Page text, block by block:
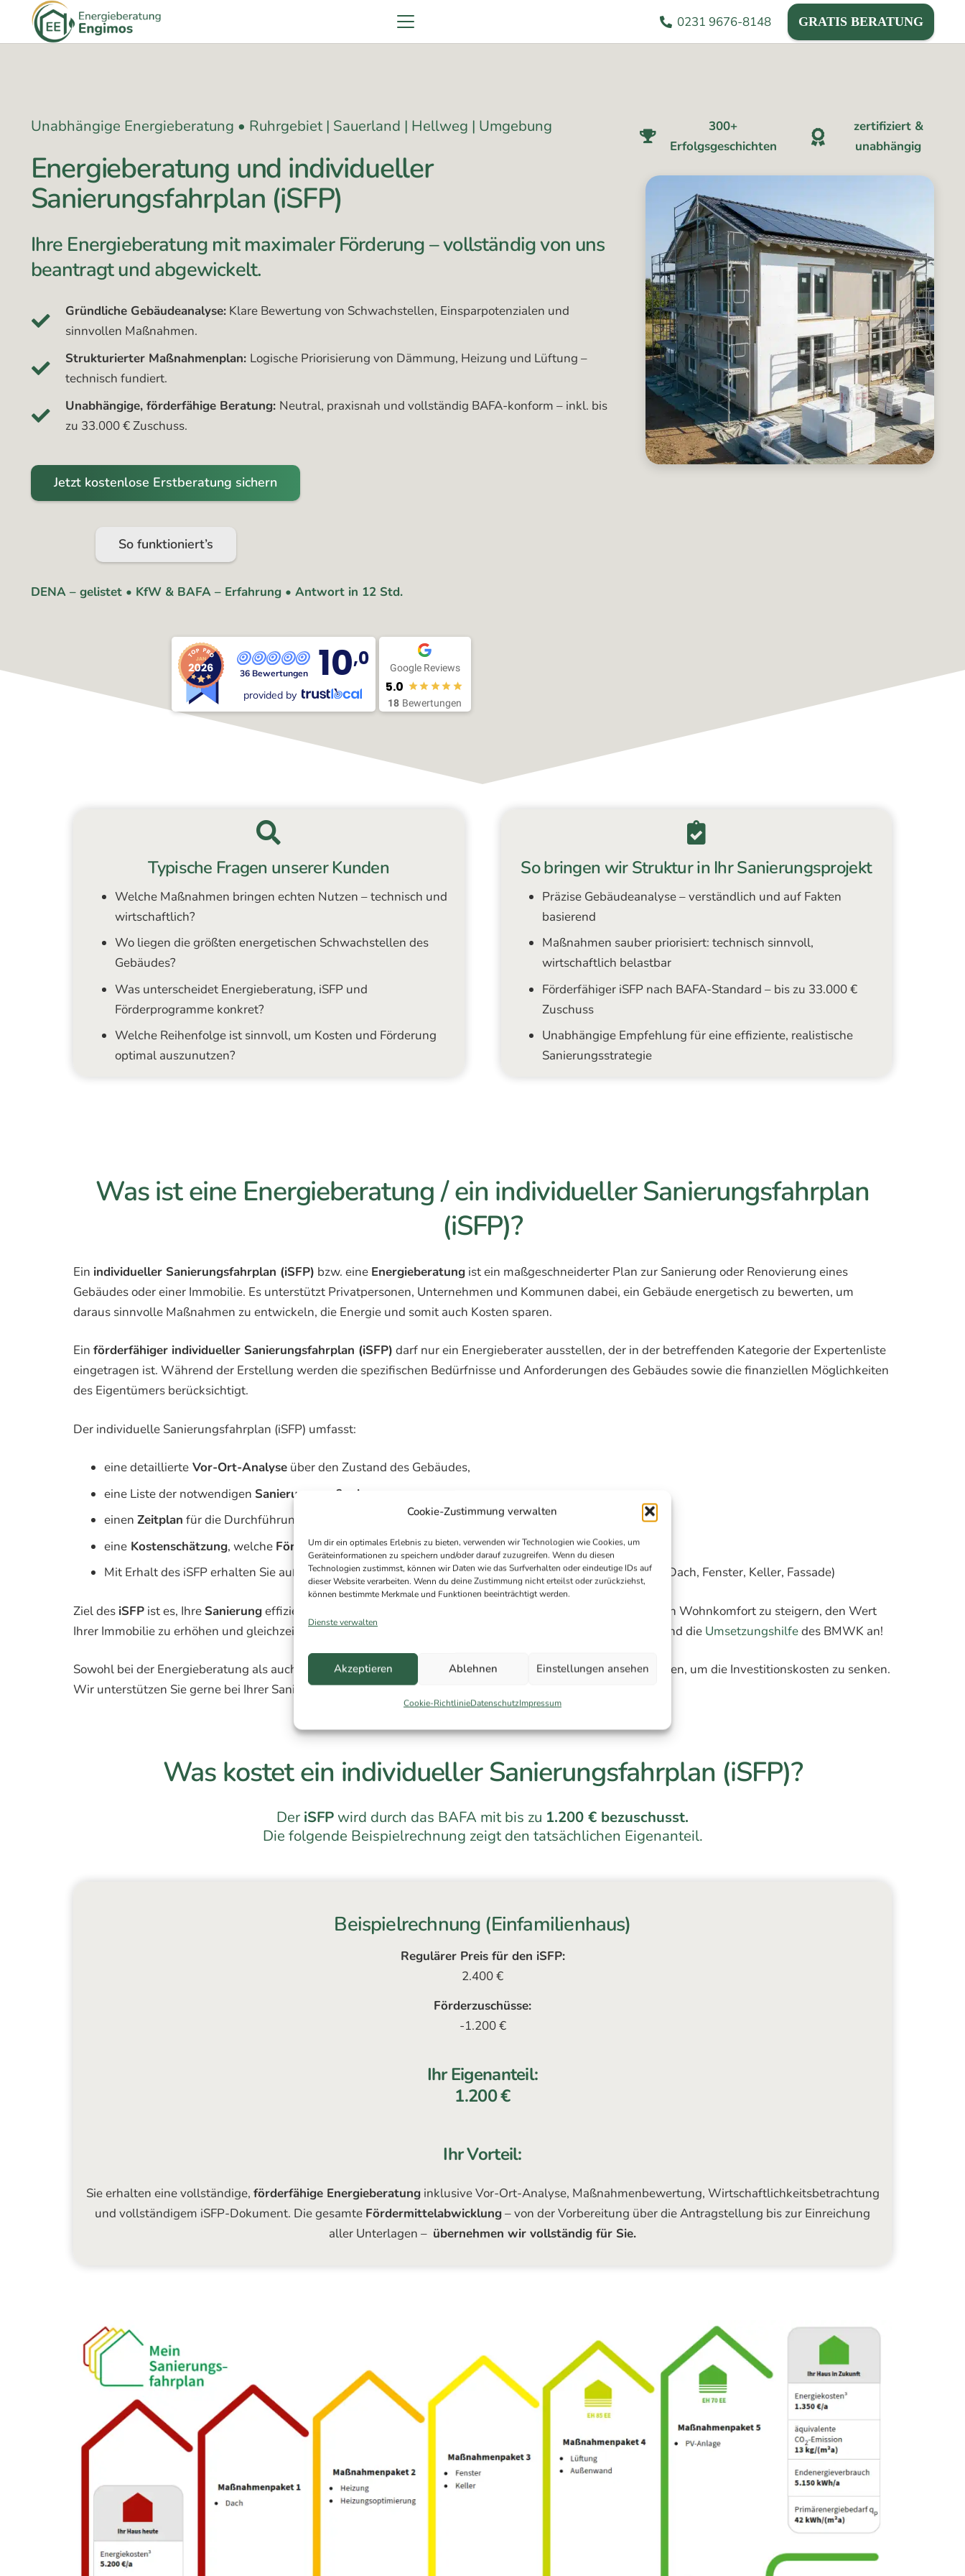
Cookie-Zustimmung verwalten
Um dir ein optimales Erlebnis zu bieten, verwenden wir Technologien wie Cookies, um
Geräteinformationen zu speichern und/oder darauf zuzugreifen. Wenn du diesen
Technologien zustimmst, können wir Daten wie das Surfverhalten oder eindeutige IDs auf
dieser Website verarbeiten. Wenn du deine Zustimmung nicht erteilst oder zurückziehst,
können bestimmte Merkmale und Funktionen beeinträchtigt werden.
Dienste verwalten
Akzeptieren Ablehnen Einstellungen ansehen
Cookie-RichtlinieDatenschutzImpressum
0231 9676-8148 GRATIS BERATUNG
Unabhängige Energieberatung • Ruhrgebiet | Sauerland | Hellweg | Umgebung
Energieberatung und individueller
Sanierungsfahrplan (iSFP)
Ihre Energieberatung mit maximaler Förderung – vollständig von uns
beantragt und abgewickelt.
Gründliche Gebäudeanalyse:Klare Bewertung von Schwachstellen, Einsparpotenzialen und
sinnvollen Maßnahmen.
Strukturierter Maßnahmenplan: Logische Priorisierung von Dämmung, Heizung und Lüftung –
technisch fundiert.
Unabhängige, förderfähige Beratung: Neutral, praxisnah und vollständig BAFA-konform – inkl. bis
zu 33.000 € Zuschuss.
Jetzt kostenlose Erstberatung sichern
So funktioniert’s
DENA – gelistet • KfW & BAFA – Erfahrung • Antwort in 12 Std.
36 Bewertungen 10,0
provided by
Google Reviews
5.0
18 Bewertungen
300+
Erfolgsgeschichten
zertifiziert &
unabhängig
Typische Fragen unserer Kunden
Welche Maßnahmen bringen echten Nutzen – technisch und
wirtschaftlich?
Wo liegen die größten energetischen Schwachstellen des
Gebäudes?
Was unterscheidet Energieberatung, iSFP und
Förderprogramme konkret?
Welche Reihenfolge ist sinnvoll, um Kosten und Förderung
optimal auszunutzen?
So bringen wir Struktur in Ihr Sanierungsprojekt
Präzise Gebäudeanalyse – verständlich und auf Fakten
basierend
Maßnahmen sauber priorisiert: technisch sinnvoll,
wirtschaftlich belastbar
Förderfähiger iSFP nach BAFA-Standard – bis zu 33.000 €
Zuschuss
Unabhängige Empfehlung für eine effiziente, realistische
Sanierungsstrategie
Was ist eine Energieberatung / ein individueller Sanierungsfahrplan
(iSFP)?
Ein individueller Sanierungsfahrplan (iSFP) bzw. eine Energieberatung ist ein maßgeschneiderter Plan zur Sanierung oder Renovierung eines
Gebäudes oder einer Immobilie. Es unterstützt Privatpersonen, Unternehmen und Kommunen dabei, ein Gebäude energetisch zu bewerten, um
daraus sinnvolle Maßnahmen zu entwickeln, die Energie und somit auch Kosten sparen.
Ein förderfähiger individueller Sanierungsfahrplan (iSFP) darf nur ein Energieberater ausstellen, der in der betreffenden Kategorie der Expertenliste
eingetragen ist. Während der Erstellung werden die spezifischen Bedürfnisse und Anforderungen des Gebäudes sowie die finanziellen Möglichkeiten
des Eigentümers berücksichtigt.
Der individuelle Sanierungsfahrplan (iSFP) umfasst:
eine detaillierteVor-Ort-Analyseüber den Zustand des Gebäudes,
eine Liste der notwendigen Sanierungsmaßnahmen
einen Zeitplan für die Durchführung der Arbeiten und
eineKostenschätzung, welche Förderzuschüsseeinfließen lässt.
Mit Erhalt des iSFP erhalten Sie außerdem5% Extra-Förderungan Maßnahmen an der Gebäudehülle (Dach, Fenster, Keller, Fassade)
Ziel des iSFP ist es, Ihre Sanierungeffizient und wirtschaftlich zu planen, Heizkosten dauerhaft zu senken, den Wohnkomfort zu steigern, den Wert
Ihrer Immobilie zu erhöhen und gleichzeitig die Umwelt zu entlasten. Schauen Sie sich hier den
und die Umsetzungshilfedes BMWK an!
Sowohl bei der Energieberatung als auch bei der Sanierung können Sie derzeit von Förderzuschüssen profitieren, um die Investitionskosten zu senken.
Wir unterstützen Sie gerne bei Ihrer Sanierung.
Was kostet ein individueller Sanierungsfahrplan (iSFP)?
Der iSFP wird durch das BAFA mit bis zu 1.200 € bezuschusst.
Die folgende Beispielrechnung zeigt den tatsächlichen Eigenanteil.
Beispielrechnung (Einfamilienhaus)
Regulärer Preis für den iSFP:
2.400 €
Förderzuschüsse:
-1.200 €
Ihr Eigenanteil:
1.200 €
Ihr Vorteil:
Sie erhalten eine vollständige, förderfähige Energieberatunginklusive Vor-Ort-Analyse, Maßnahmenbewertung, Wirtschaftlichkeitsbetrachtung
und vollständigem iSFP-Dokument. Die gesamte Fördermittelabwicklung– von der Vorbereitung über die Antragstellung bis zur Einreichung
aller Unterlagen – übernehmen wir vollständig für Sie.